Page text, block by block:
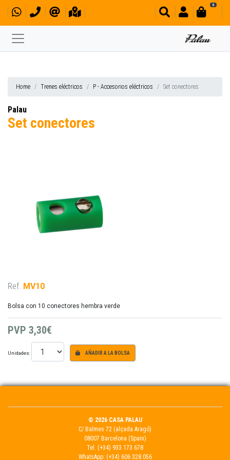
0
Home Trenes eléctricos P - Accesorios eléctricos Set conectores
Palau
Set conectores
Ref. MV10
Bolsa con 10 conectores hembra verde
PVP 3,30€
Unidades: AÑADIR A LA BOLSA
© 2026 CASA PALAU
C/ Balmes 72 (alçada Aragó)
08007 Barcelona (Spain)
Tel. (+34) 933 173 678
WhatsApp: (+34) 606 328 056